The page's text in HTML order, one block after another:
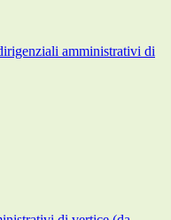
amministrativi di